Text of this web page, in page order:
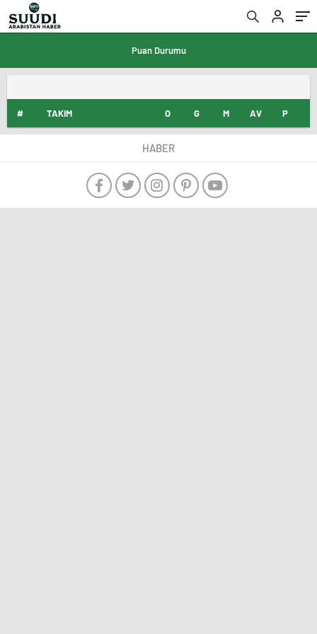
Puan Durumu
# TAKIM O G M AV P
HABER